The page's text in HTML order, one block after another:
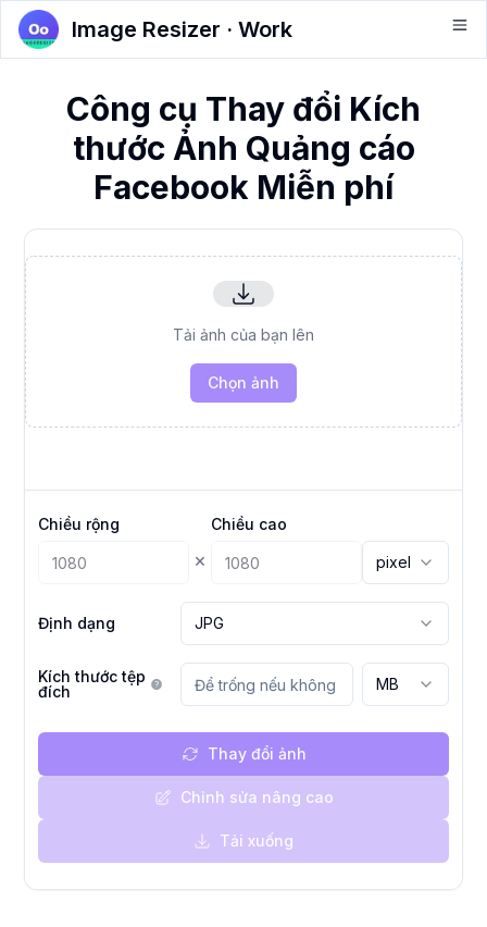
Image Resizer · Work
Công cụ Thay đổi Kích
thước Ảnh Quảng cáo
Facebook Miễn phí
Tải ảnh của bạn lên
Chọn ảnh
Chiều rộng
×
Chiều cao
pixel
Định dạng JPG
Kích thước tệp
đích
MB
Thay đổi ảnh
Chỉnh sửa nâng cao
Tải xuống